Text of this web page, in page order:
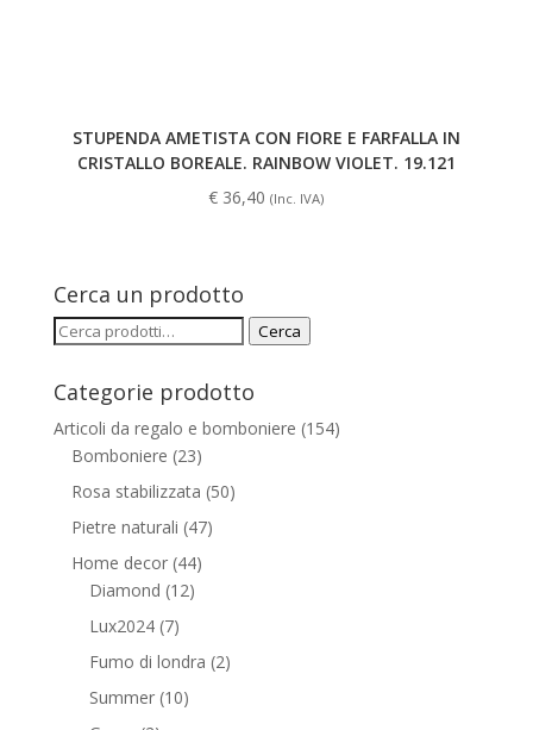
STUPENDA AMETISTA CON FIORE E FARFALLA IN
CRISTALLO BOREALE. RAINBOW VIOLET. 19.121
€ 36,40 (Inc. IVA)
Cerca un prodotto
Cerca: Cerca
Categorie prodotto
Articoli da regalo e bomboniere (154)
Bomboniere (23)
Rosa stabilizzata (50)
Pietre naturali (47)
Home decor (44)
Diamond (12)
Lux2024 (7)
Fumo di londra (2)
Summer (10)